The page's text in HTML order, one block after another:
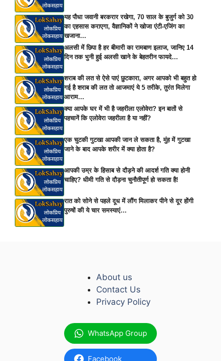
यह पौधा जवानी बरकरार रखेगा, 70 साल के बुजुर्ग को 30
का एहसास कराएगा, वैज्ञानिकों ने खोजा एंटी-एजिंग का
खजाना…
अलसी में छिपा है हर बीमारी का रामबाण इलाज, जानिए 14
दिन तक भुनी हुई अलसी खाने के बेहतरीन फायदे…
शराब की लत से ऐसे पाएं छुटकारा, अगर आपको भी बहुत हो
गई है शराब की लत तो आजमाएं ये 5 तरीके, तुरंत मिलेगा
आराम…
क्या आपके घर में भी है जहरीला एलोवेरा? इन बातों से
पहचानें कि एलोवेरा जहरीला है या नहीं?
एक चुटकी गुटखा आपकी जान ले सकता है, मुंह में गुटखा
जाने के बाद आपके शरीर में क्या होता है?
आपकी उम्र के हिसाब से दौड़ने की आदर्श गति क्या होनी
चाहिए? धीमी गति से दौड़ना चुनौतीपूर्ण हो सकता है!
रात को सोने से पहले दूध में लौंग मिलाकर पीने से दूर होंगी
पुरुषों की ये चार समस्याएं…
WhatsApp Group
Facebook
About us
Contact Us
Privacy Policy